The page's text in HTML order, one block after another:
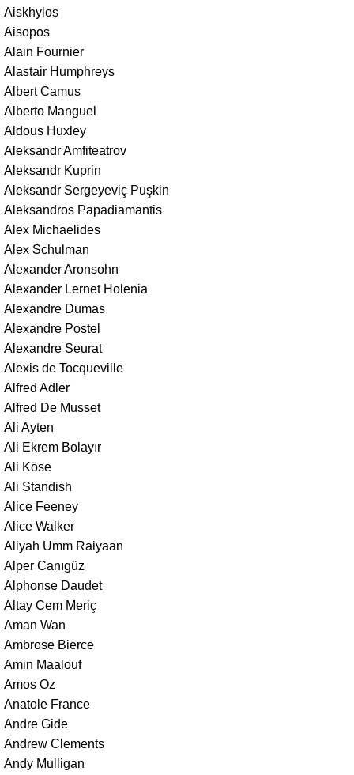
Aiskhylos
Aisopos
Alain Fournier
Alastair Humphreys
Albert Camus
Alberto Manguel
Aldous Huxley
Aleksandr Amfiteatrov
Aleksandr Kuprin
Aleksandr Sergeyeviç Puşkin
Aleksandros Papadiamantis
Alex Michaelides
Alex Schulman
Alexander Aronsohn
Alexander Lernet Holenia
Alexandre Dumas
Alexandre Postel
Alexandre Seurat
Alexis de Tocqueville
Alfred Adler
Alfred De Musset
Ali Ayten
Ali Ekrem Bolayır
Ali Köse
Ali Standish
Alice Feeney
Alice Walker
Aliyah Umm Raiyaan
Alper Canıgüz
Alphonse Daudet
Altay Cem Meriç
Aman Wan
Ambrose Bierce
Amin Maalouf
Amos Oz
Anatole France
Andre Gide
Andrew Clements
Andy Mulligan